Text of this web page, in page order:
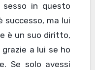
in questo
successo, ma lui
è un suo diritto,
a lui se ho
Se solo avessi